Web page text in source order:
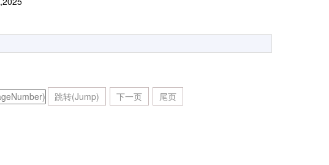
跳转(Jump) 下一页 尾页